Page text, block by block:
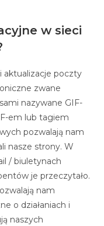
w sieci
aktualizacje poczty
zwane
nazywane GIF-
em lub tagiem
pozwalają nam
nasze strony. W
/ biuletynach
je przeczytało.
nam
o działaniach i
naszych